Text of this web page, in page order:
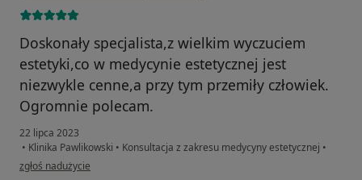
Doskonały specjalista,z wielkim wyczuciem
estetyki,co w medycynie estetycznej jest
niezwykle cenne,a przy tym przemiły człowiek.
Ogromnie polecam.
22 lipca 2023
• Klinika Pawlikowski • Konsultacja z zakresu medycyny estetycznej •
w opinii użytkownika Margerita Rybicka
zgłoś nadużycie